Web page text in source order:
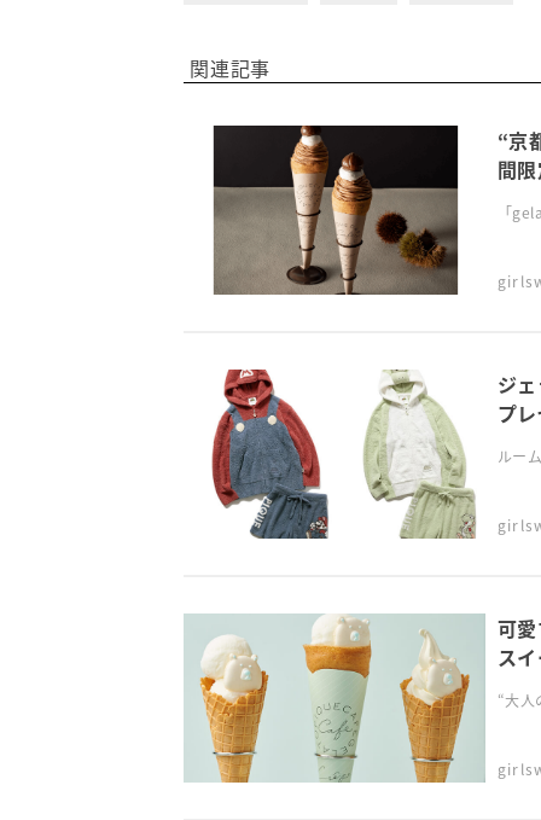
関連記事
“京
間
「
ジ
プ
ルー
可
ス
“大人